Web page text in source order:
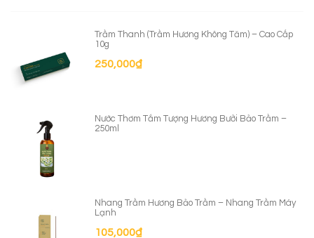
Trầm Thanh (Trầm Hương Không Tăm) – Cao Cấp
10g
250,000₫
Nước Thơm Tắm Tượng Hương Bưởi Bảo Trầm –
250ml
Nhang Trầm Hương Bảo Trầm – Nhang Trầm Máy
Lạnh
105,000₫